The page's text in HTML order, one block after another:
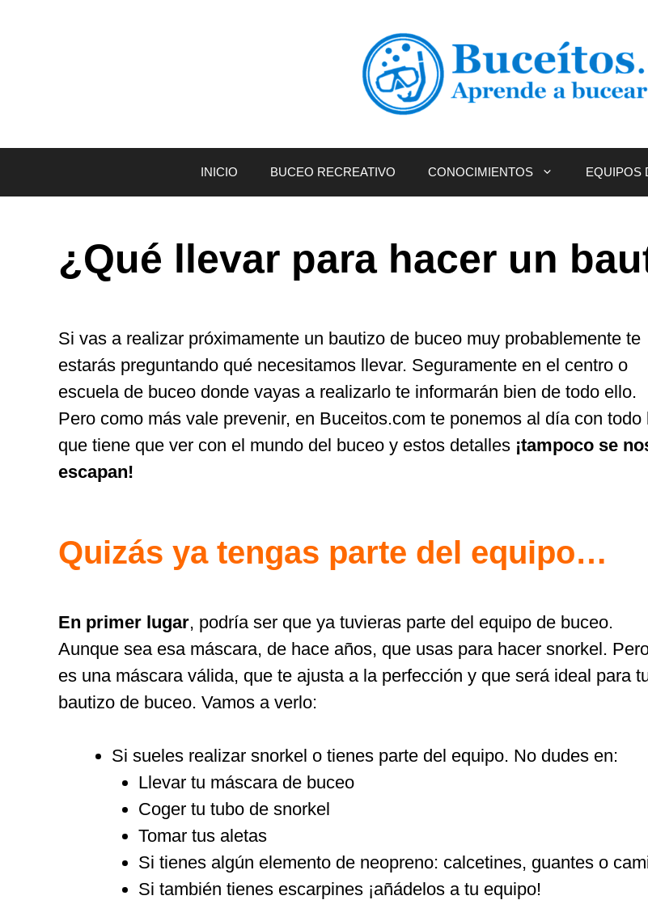
INICIO BUCEO RECREATIVO CONOCIMIENTOS EQUIPOS
¿Qué llevar para hacer un
Si vas a realizar próximamente un bautizo de buceo muy probablemente te
estarás preguntando qué necesitamos llevar. Seguramente en el centro o
escuela de buceo donde vayas a realizarlo te informarán bien de todo ello.
Pero como más vale prevenir, en Buceitos.com te ponemos al día con todo
que tiene que ver con el mundo del buceo y estos detalles ¡tampoco se
escapan!
Quizás ya tengas parte del equipo…
En primer lugar, podría ser que ya tuvieras parte del equipo de buceo.
Aunque sea esa máscara, de hace años, que usas para hacer snorkel.
es una máscara válida, que te ajusta a la perfección y que será ideal para
bautizo de buceo. Vamos a verlo:
Si sueles realizar snorkel o tienes parte del equipo. No dudes en:
Llevar tu máscara de buceo
Coger tu tubo de snorkel
Tomar tus aletas
Si tienes algún elemento de neopreno: calcetines, guantes o
Si también tienes escarpines ¡añádelos a tu equipo!